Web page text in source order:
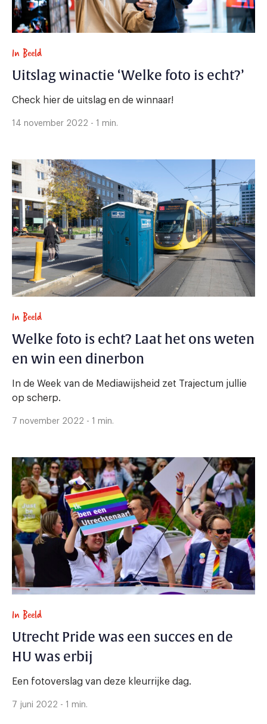
In Beeld
Uitslag winactie ‘Welke foto is echt?’
Check hier de uitslag en de winnaar!
14 november 2022 - 1 min.
In Beeld
Welke foto is echt? Laat het ons weten
en win een dinerbon
In de Week van de Mediawijsheid zet Trajectum jullie
op scherp.
7 november 2022 - 1 min.
In Beeld
Utrecht Pride was een succes en de
HU was erbij
Een fotoverslag van deze kleurrijke dag.
7 juni 2022 - 1 min.